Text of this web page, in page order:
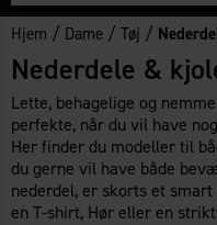
Hjem / Dame /Tøj /
Nederdele &
Lette, behagelige og
perfekte, når du vil have
Her finder du modeller til
du gerne vil have både
nederdel, er skorts et
en T-shirt, Hør eller en